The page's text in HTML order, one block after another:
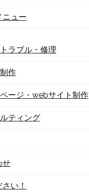
ニュー
ラブル・修理
作
ージ・webサイト制作
ティング
せ
い！